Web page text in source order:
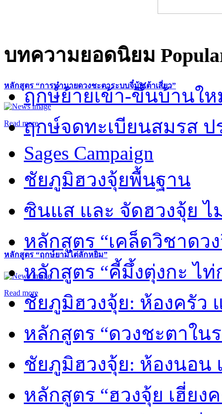
หลักสูตร “การทำนายดวงชะตาระบบจี๋มุ้ยเต้าเสี่ยว”
Read more
หลักสูตร “ฤกษ์ยามไต่ลักหยิ่ม”
Read more
บทความยอดนิยม
ฤกษ์ย้ายเข้า-ขึ้นบ้านให
ฤกษ์จดทะเบียนสมรส ป
Sages Campaign
ชัยภูมิฮวงจุ้ยพื้นฐาน
ซินแส และ จัดฮวงจุ้ย ไ
หลักสูตร “เคล็ดวิชาดว
หลักสูตร “คี้มึ้งตุ่งกะ ไ
ชัยภูมิฮวงจุ้ย: ห้องครัว
หลักสูตร “ดวงชะตาใน
ชัยภูมิฮวงจุ้ย: ห้องนอน
หลักสูตร “ฮวงจุ้ย เฮี่ยง